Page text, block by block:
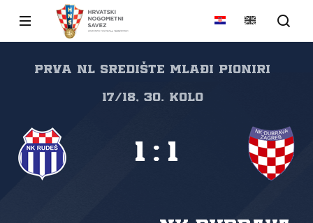
Prva NL Središte mlađi pioniri
17/18, 30. kolo
1 : 1